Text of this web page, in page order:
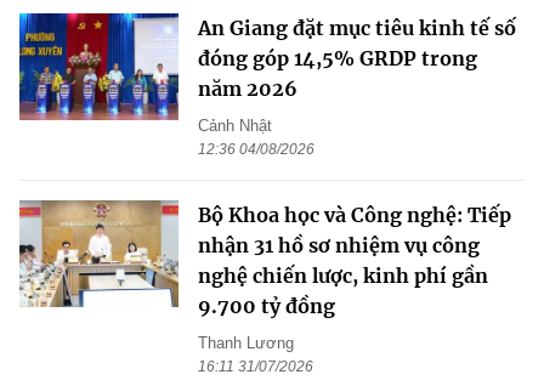
An Giang đặt mục tiêu kinh tế số
đóng góp 14,5% GRDP trong
năm 2026
Cảnh Nhật
12:36 04/08/2026
Bộ Khoa học và Công nghệ: Tiếp
nhận 31 hồ sơ nhiệm vụ công
nghệ chiến lược, kinh phí gần
9.700 tỷ đồng
Thanh Lương
16:11 31/07/2026